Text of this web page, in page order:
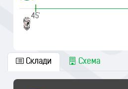
|
45'
Склади Схема